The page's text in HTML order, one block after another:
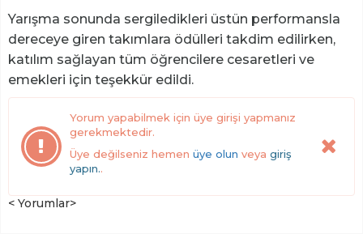
Yarışma sonunda sergiledikleri üstün performansla
dereceye giren takımlara ödülleri takdim edilirken,
katılım sağlayan tüm öğrencilere cesaretleri ve
emekleri için teşekkür edildi.
Yorum yapabilmek için üye girişi yapmanız
gerekmektedir.
Üye değilseniz hemen üye olun veya giriş
yapın..
< Yorumlar>